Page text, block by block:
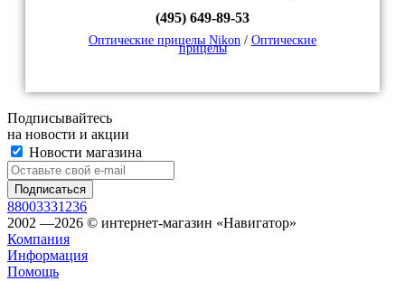
(495) 649-89-53
Оптические прицелы Nikon / Оптические
прицелы
Подписывайтесь
на новости и акции
Новости магазина
88003331236
2002 —2026 © интернет-магазин «Навигатор»
Компания
Информация
Помощь